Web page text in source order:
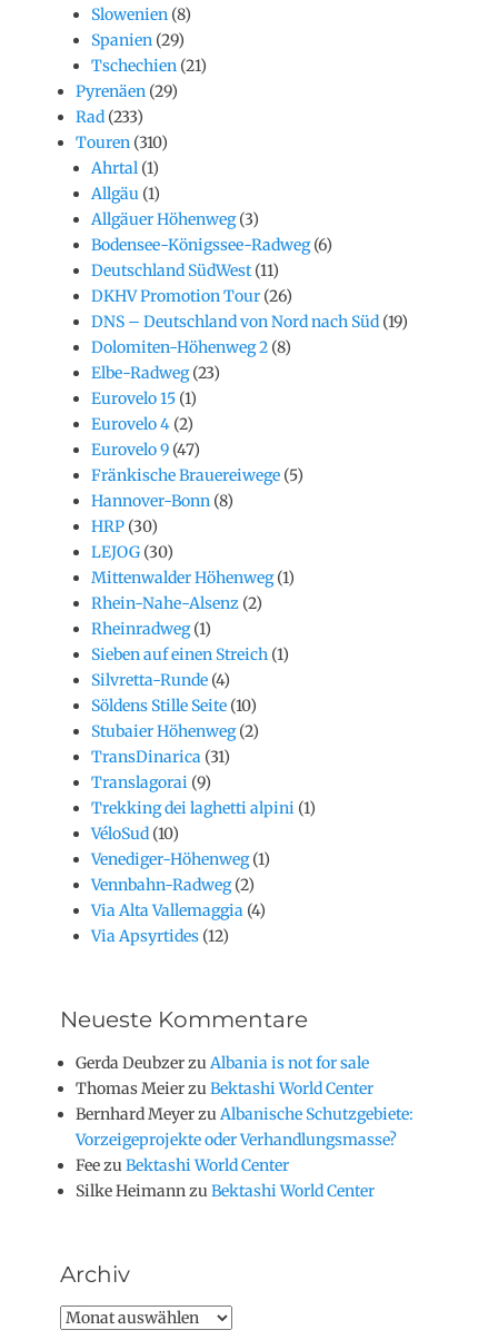
Slowenien (8)
Spanien (29)
Tschechien (21)
Pyrenäen (29)
Rad (233)
Touren (310)
Ahrtal (1)
Allgäu (1)
Allgäuer Höhenweg(3)
Bodensee-Königssee-Radweg(6)
Deutschland SüdWest(11)
DKHV Promotion Tour (26)
DNS – Deutschland von Nord nach Süd (19)
Dolomiten-Höhenweg 2 (8)
Elbe-Radweg(23)
Eurovelo 15 (1)
Eurovelo 4 (2)
Eurovelo 9 (47)
Fränkische Brauereiwege (5)
Hannover-Bonn (8)
HRP (30)
LEJOG (30)
Mittenwalder Höhenweg(1)
Rhein-Nahe-Alsenz (2)
Rheinradweg(1)
Sieben auf einen Streich (1)
Silvretta-Runde (4)
Söldens Stille Seite (10)
Stubaier Höhenweg(2)
TransDinarica (31)
Translagorai (9)
Trekking dei laghetti alpini (1)
VéloSud (10)
Venediger-Höhenweg(1)
Vennbahn-Radweg(2)
Via Alta Vallemaggia (4)
Via Apsyrtides (12)
Neueste Kommentare
Gerda DeubzerzuAlbania is not for sale
Thomas MeierzuBektashi World Center
Bernhard MeyerzuAlbanische Schutzgebiete:
Vorzeigeprojekte oder Verhandlungsmasse?
FeezuBektashi World Center
Silke HeimannzuBektashi World Center
Archiv
Archiv